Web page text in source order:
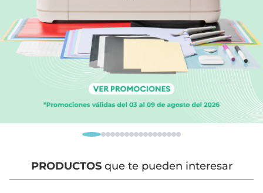
PRODUCTOSque te pueden interesar